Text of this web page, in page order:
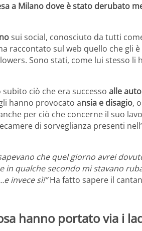
a Milano dove è stato derubato
sui social, conosciuto da tutti
raccontato sul web quello che gli
Sono stati, come lui stesso li
ciò che era successo alle
hanno provocato ansia e disagio,
per ciò che concerne il suo
di sorveglianza presenti
che quel giorno avrei
qualche secondo mi stavano
invece sì!”Ha fatto sapere il
hanno portato via i